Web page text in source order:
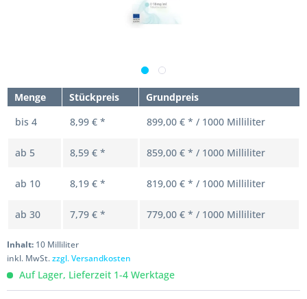
Menge Stückpreis
Grundpreis
bis 4 8,99 € * 899,00 € * / 1000 Milliliter
ab 5 8,59 € * 859,00 € * / 1000 Milliliter
ab 10 8,19 € * 819,00 € * / 1000 Milliliter
ab 30 7,79 € * 779,00 € * / 1000 Milliliter
Inhalt: 10 Milliliter
inkl. MwSt.zzgl. Versandkosten
Auf Lager, Lieferzeit 1-4 Werktage